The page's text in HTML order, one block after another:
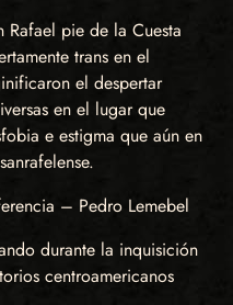
Rafael pie de la Cuesta
trans en el
el despertar
en el lugar que
e estigma que aún en
– Pedro Lemebel
durante la inquisición
centroamericanos